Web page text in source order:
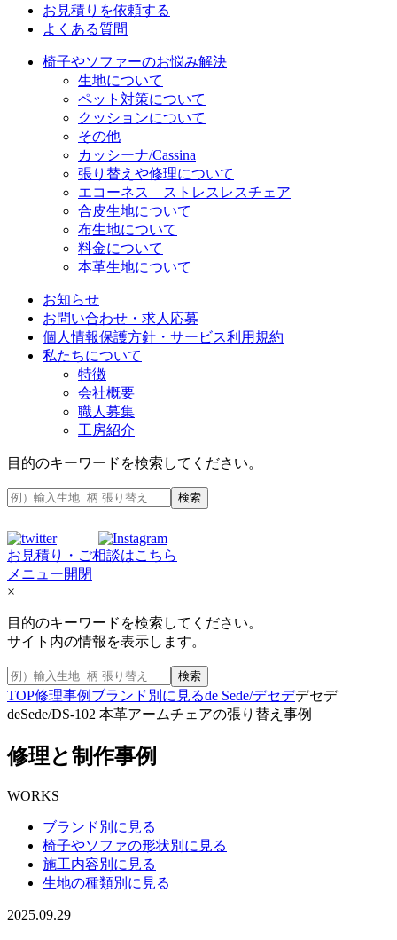
お見積りを依頼する
よくある質問
椅子やソファーのお悩み解決
生地について
ペット対策について
クッションについて
その他
カッシーナ/Cassina
張り替えや修理について
エコーネス ストレスレスチェア
合皮生地について
布生地について
料金について
本革生地について
お知らせ
お問い合わせ・求人応募
個人情報保護方針・サービス利用規約
私たちについて
特徴
会社概要
職人募集
工房紹介
目的のキーワードを検索してください。
検索
お見積り・ご相談はこちら
メニュー開閉
×
目的のキーワードを検索してください。
サイト内の情報を表示します。
検索
TOP修理事例 ブランド別に見るde Sede/デセデデセデ
deSede/DS-102 本革アームチェアの張り替え事例
修理と制作事例
WORKS
ブランド別に見る
椅子やソファの形状別に見る
施工内容別に見る
生地の種類別に見る
2025.09.29